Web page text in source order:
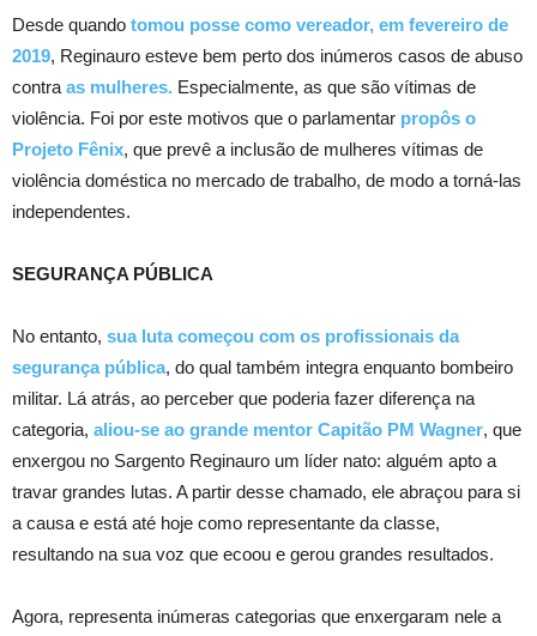
Desde quando tomou posse como vereador, em fevereiro de
2019, Reginauro esteve bem perto dos inúmeros casos de abuso
contra as mulheres. Especialmente, as que são vítimas de
violência. Foi por este motivos que o parlamentar propôs o
Projeto Fênix, que prevê a inclusão de mulheres vítimas de
violência doméstica no mercado de trabalho, de modo a torná-las
independentes.
SEGURANÇA PÚBLICA
No entanto, sua luta começou com os profissionais da
segurança pública, do qual também integra enquanto bombeiro
militar. Lá atrás, ao perceber que poderia fazer diferença na
categoria, aliou-se ao grande mentor Capitão PM Wagner, que
enxergou no Sargento Reginauro um líder nato: alguém apto a
travar grandes lutas. A partir desse chamado, ele abraçou para si
a causa e está até hoje como representante da classe,
resultando na sua voz que ecoou e gerou grandes resultados.
Agora, representa inúmeras categorias que enxergaram nele a